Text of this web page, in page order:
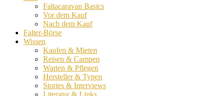
Faltacaravan Basics
Vor dem Kauf
Nach dem Kauf
Falter-Börse
Wissen
Kaufen & Mieten
Reisen & Campen
Warten & Pflegen
Hersteller & Typen
Stories & Interviews
Literatur & Links